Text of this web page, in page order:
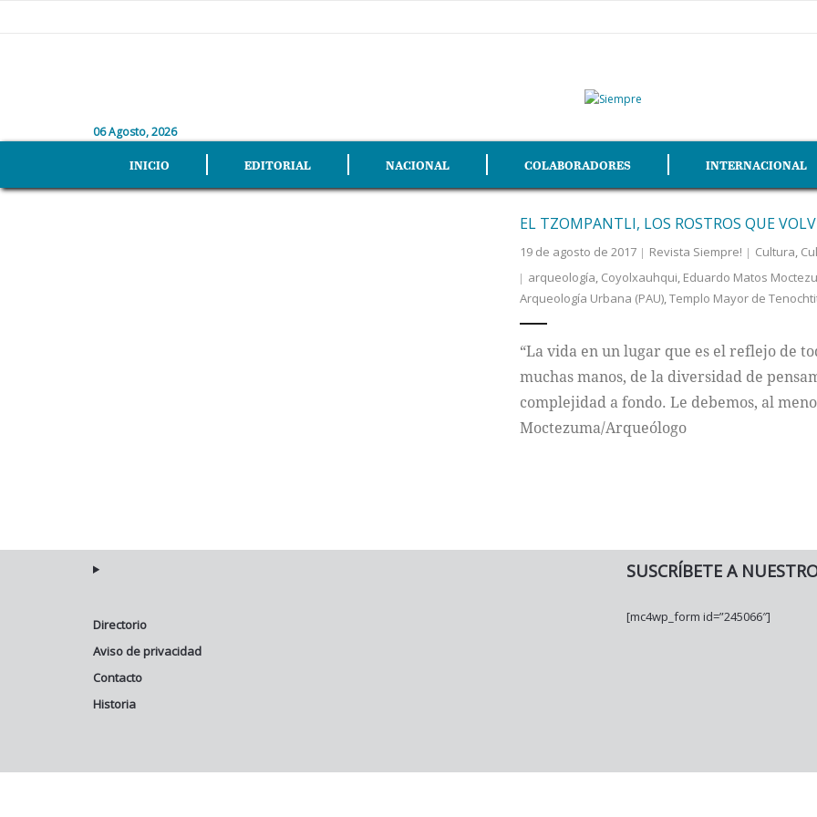
06 Agosto, 2026
INICIO EDITORIAL NACIONAL COLABORADORES INTERNACIONAL
EL TZOMPANTLI, LOS ROSTROS QUE
19 de agosto de 2017 Revista Siempre! Cultura,
arqueología, Coyolxauhqui, Eduardo Matos
Arqueología Urbana (PAU),Templo Mayor de
“La vida en un lugar que es el reflejo de
muchas manos, de la diversidad de
complejidad a fondo. Le debemos, al
Moctezuma/Arqueólogo
Directorio
Aviso de privacidad
Contacto
Historia
SUSCRÍBETE A
[mc4wp_form id=”245066″]